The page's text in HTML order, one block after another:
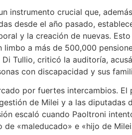
instrumento crucial que,
desde el año pasado,
y la creación de nuevas.
a más de 500,000
Tullio, criticó la auditoría,
con discapacidad y sus
por fuertes intercambios. El
de Milei y a las diputadas
escaló cuando Paoltroni
«maleducado» e «hijo de